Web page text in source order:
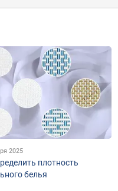
2025
плотность
белья